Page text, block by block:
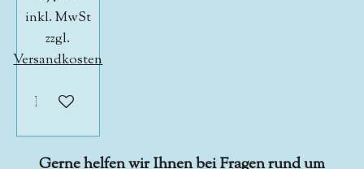
inkl. MwSt
zzgl.
Versandkosten
In den Warenkorb